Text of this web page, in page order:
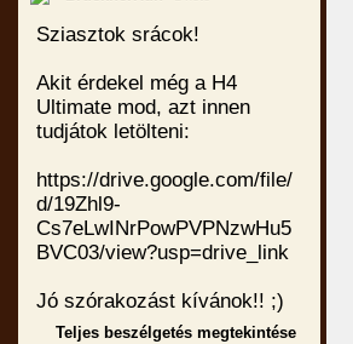
Sziasztok srácok!
Akit érdekel még a H4
Ultimate mod, azt innen
tudjátok letölteni:
https://drive.google.com/file/
d/19Zhl9-
Cs7eLwINrPowPVPNzwHu5
BVC03/view?usp=drive_link
Jó szórakozást kívánok!! ;)
Teljes beszélgetés megtekintése